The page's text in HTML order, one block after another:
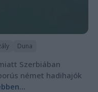
Duna
Szerbiában
német hadihajók